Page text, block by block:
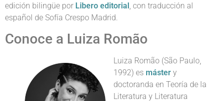
edición bilingüe por Libero editorial , con traducción al
español de Sofía Crespo Madrid.
Conoce a Luiza Romão
Luiza Romão (São Paulo,
1992) es máster y
doctoranda en Teoría de la
Literatura y Literatura